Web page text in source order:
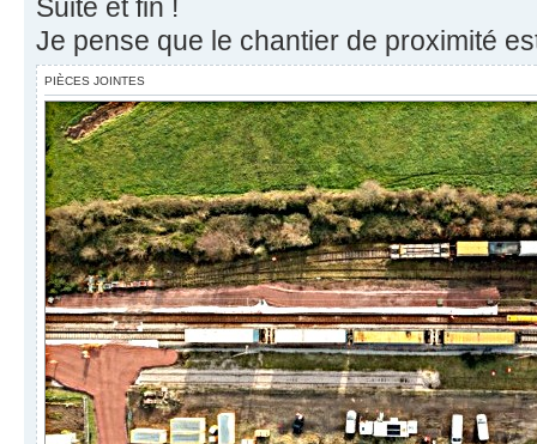
Suite et fin !
Je pense que le chantier de proximité
PIÈCES JOINTES